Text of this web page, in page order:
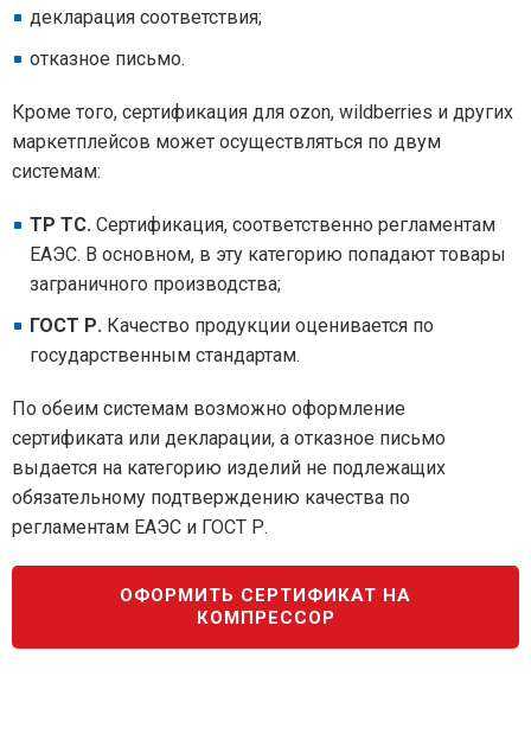
декларация соответствия;
отказное письмо.
Кроме того, сертификация для ozon, wildberries и других
маркетплейсов может осуществляться по двум
системам:
ТР ТС. Сертификация, соответственно регламентам
ЕАЭС. В основном, в эту категорию попадают товары
заграничного производства;
ГОСТ Р. Качество продукции оценивается по
государственным стандартам.
По обеим системам возможно оформление
сертификата или декларации, а отказное письмо
выдается на категорию изделий не подлежащих
обязательному подтверждению качества по
регламентам ЕАЭС и ГОСТ Р.
ОФОРМИТЬ СЕРТИФИКАТ НА
КОМПРЕССОР